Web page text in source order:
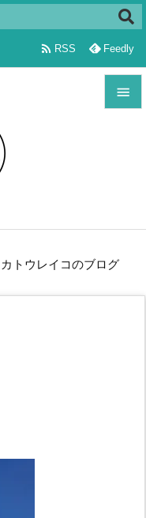

前へ


 RSS Feedly
カトウレイコのブログ